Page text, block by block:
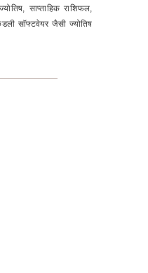
साप्ताहिक राशिफल,
सॉफ्टवेयर जैसी ज्योतिष